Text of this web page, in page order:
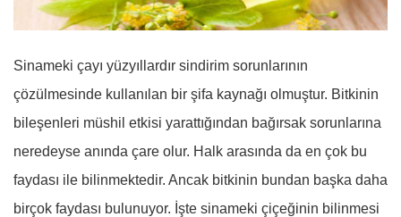
Sinameki çayı yüzyıllardır sindirim sorunlarının
çözülmesinde kullanılan bir şifa kaynağı olmuştur. Bitkinin
bileşenleri müshil etkisi yarattığından bağırsak sorunlarına
neredeyse anında çare olur. Halk arasında da en çok bu
faydası ile bilinmektedir. Ancak bitkinin bundan başka daha
birçok faydası bulunuyor. İşte sinameki çiçeğinin bilinmesi